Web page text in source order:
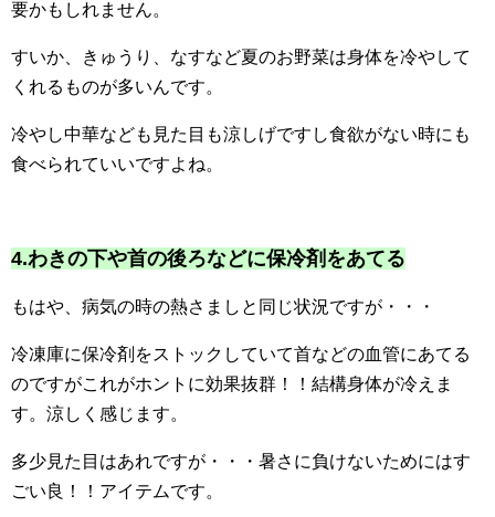
要かもしれません。
すいか、きゅうり、なすなど夏のお野菜は身体を冷やして
くれるものが多いんです。
冷やし中華なども見た目も涼しげですし食欲がない時にも
食べられていいですよね。
4.わきの下や首の後ろなどに保冷剤をあてる
もはや、病気の時の熱さましと同じ状況ですが・・・
冷凍庫に保冷剤をストックしていて首などの血管にあてる
のですがこれがホントに効果抜群！！結構身体が冷えま
す。涼しく感じます。
多少見た目はあれですが・・・暑さに負けないためにはす
ごい良！！アイテムです。